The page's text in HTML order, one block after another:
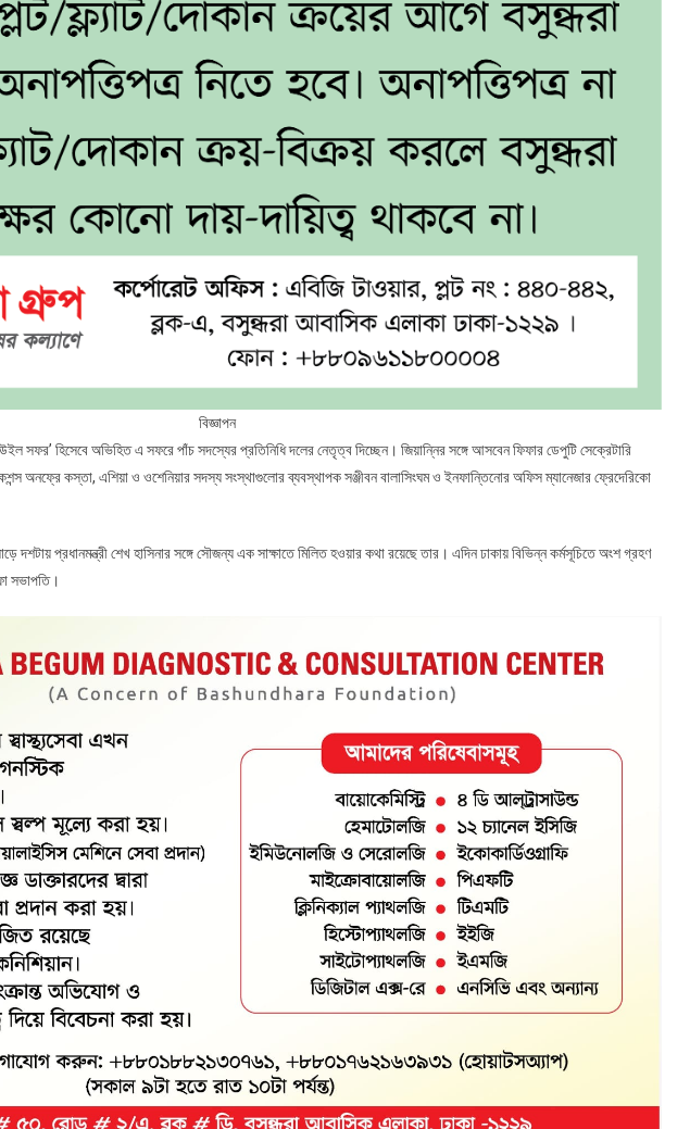
বিজ্ঞাপন
সফর’ হিসেবে অভিহিত এ সফরে পাঁচ সদস্যের প্রতিনিধি দলের নেতৃত্ব দিচ্ছেন। জিয়ান্নির সঙ্গে আসবেন ফিফার ডেপুটি সেক্রেটারি
অনফ্রে কস্তা, এশিয়া ও ওশেনিয়ার সদস্য সংস্থাগুলোর ব্যবস্থাপক সঞ্জীবন বালাসিংঘম ও ইনফান্তিনোর অফিস ম্যানেজার ফ্রেদেরিকো
দশটায় প্রধানমন্ত্রী শেখ হাসিনার সঙ্গে সৌজন্য এক সাক্ষাতে মিলিত হওয়ার কথা রয়েছে তার। এদিন ঢাকায় বিভিন্ন কর্মসূচিতে অংশ গ্রহণ
সভাপতি।